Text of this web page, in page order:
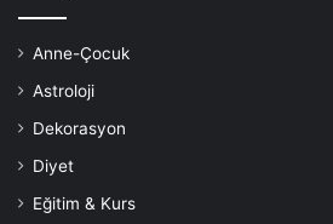
Anne-Çocuk
Astroloji
Dekorasyon
Diyet
Eğitim & Kurs